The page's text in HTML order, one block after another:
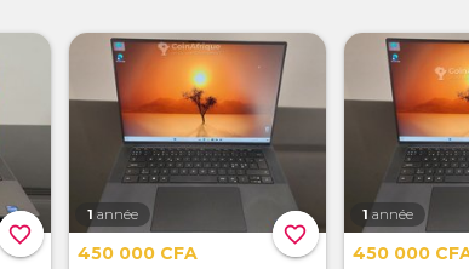
favorite_border favorite_border
1 année
450 000 CFA
1 année
450 000